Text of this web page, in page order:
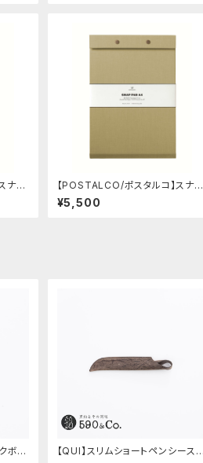
ナッ
【POSTALCO/ポスタルコ】スナッ
プパッド SQ A4 (Light Beige)
¥5,500
ボタ
【QUI】スリムショートペンシース・